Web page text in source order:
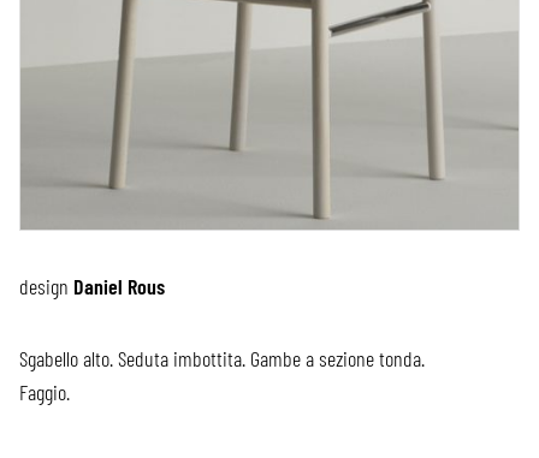
design Daniel Rous
Sgabello alto. Seduta imbottita. Gambe a sezione tonda.
Faggio.